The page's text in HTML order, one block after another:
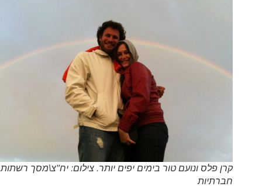
קרן פלס ונועם טור בימים יפים יותר. צילום: יח"צ\מסך רשתות
חברתיות